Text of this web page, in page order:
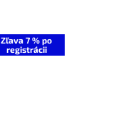
Zľava 7 % po
registrácii